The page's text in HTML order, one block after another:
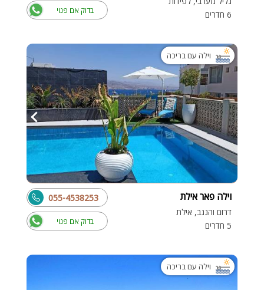
6 חדרים
בדוק אם פנוי
וילה עם בריכה
וילה פאר אילת
דרום והנגב, אילת
5 חדרים
בדוק אם פנוי
055-4538253
וילה עם בריכה